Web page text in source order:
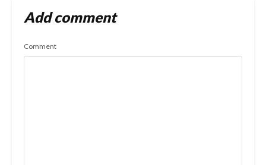
Add comment
Comment